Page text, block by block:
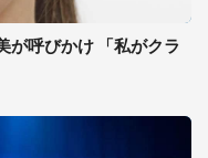
が呼びかけ 「私がクラ